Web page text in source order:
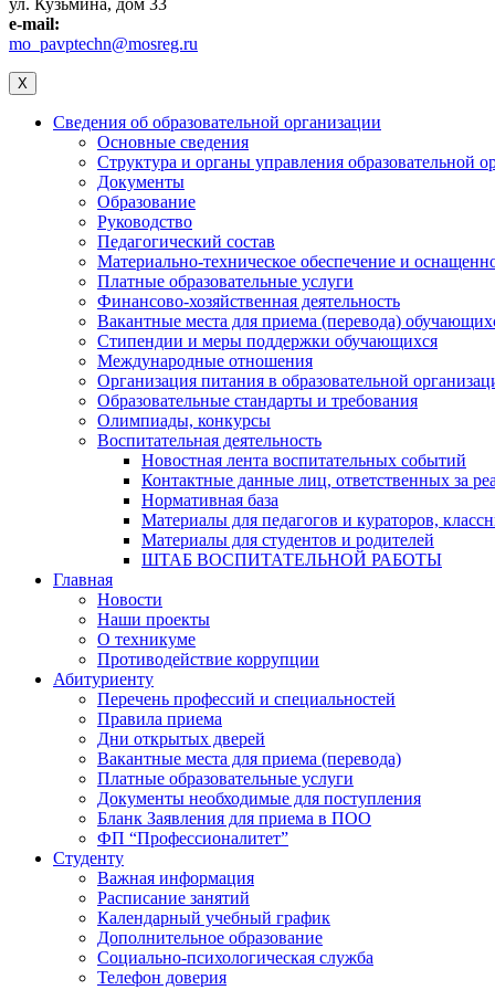
e-mail:
mo_pavptechn@mosreg.ru
X
Сведения об образовательной организации
Основные сведения
Структура и органы управления образовательной
Документы
Образование
Руководство
Педагогический состав
Материально-техническое обеспечение и
Платные образовательные услуги
Финансово-хозяйственная деятельность
Вакантные места для приема (перевода)
Стипендии и меры поддержки обучающихся
Международные отношения
Организация питания в образовательной
Образовательные стандарты и требования
Олимпиады, конкурсы
Воспитательная деятельность
Новостная лента воспитательных событий
Контактные данные лиц, ответственных за
Нормативная база
Материалы для педагогов и кураторов,
Материалы для студентов и родителей
ШТАБ ВОСПИТАТЕЛЬНОЙ РАБОТЫ
Главная
Новости
Наши проекты
О техникуме
Противодействие коррупции
Абитуриенту
Перечень профессий и специальностей
Правила приема
Дни открытых дверей
Вакантные места для приема (перевода)
Платные образовательные услуги
Документы необходимые для поступления
Бланк Заявления для приема в ПОО
ФП “Профессионалитет”
Студенту
Важная информация
Расписание занятий
Календарный учебный график
Дополнительное образование
Социально-психологическая служба
Телефон доверия